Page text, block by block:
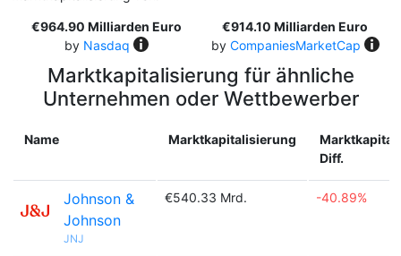
€964.90 Milliarden Euro
by Nasdaq
€914.10 Milliarden Euro
by CompaniesMarketCap
Marktkapitalisierung für ähnliche
Unternehmen oder Wettbewerber
Name Marktkapitalisierung
Diff.
Johnson &
Johnson
JNJ
€540.33 Mrd. -40.89%